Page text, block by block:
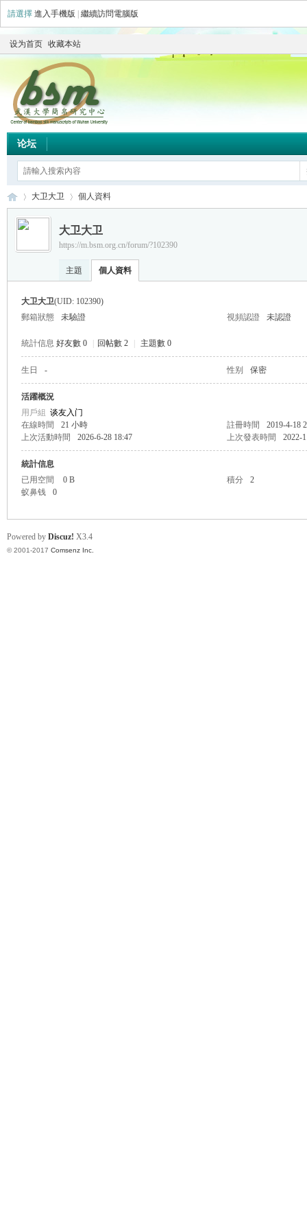
請選擇 進入手機版 繼續訪問電腦版
设为首页 收藏本站
论坛
›
大卫大卫 個人資料
大卫大卫
https://m.bsm.org.cn/forum/?102390
主題 個人資料
大卫大卫(UID: 102390)
郵箱狀態
未驗證 視頻認證 未認證
統計信息 好友數 0 回帖數 2 主題數 0
生日 - 性别 保密
活躍概況
用戶組 谈友入门
在線時間
21 小時 註冊時間
2019-4-18
上次活動時間
2026-6-28 18:47 上次發表時間 2022-
統計信息
已用空間
0 B 積分
2
蚁鼻钱
0
Powered by Discuz! X3.4
© 2001-2017 Comsenz Inc.